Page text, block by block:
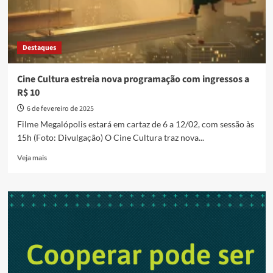
Destaques
Cine Cultura estreia nova programação com ingressos a
R$ 10
6 de fevereiro de 2025
Filme Megalópolis estará em cartaz de 6 a 12/02, com sessão às
15h (Foto: Divulgação) O Cine Cultura traz nova...
Veja maisRead
Cine
Cultura
com
ingressos